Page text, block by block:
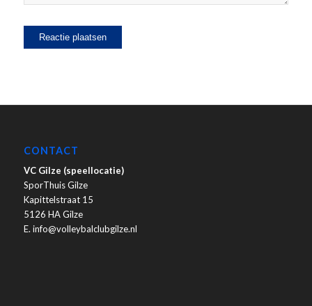
CONTACT
VC Gilze (speellocatie)
SporThuis Gilze
Kapittelstraat 15
5126 HA Gilze
E. info@volleybalclubgilze.nl